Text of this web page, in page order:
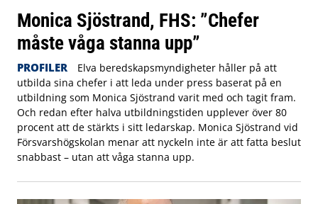
Monica Sjöstrand, FHS: ”Chefer
måste våga stanna upp”
PROFILER
Elva beredskapsmyndigheter håller på att
utbilda sina chefer i att leda under press baserat på en
utbildning som Monica Sjöstrand varit med och tagit fram.
Och redan efter halva utbildningstiden upplever över 80
procent att de stärkts i sitt ledarskap. Monica Sjöstrand vid
Försvarshögskolan menar att nyckeln inte är att fatta beslut
snabbast – utan att våga stanna upp.